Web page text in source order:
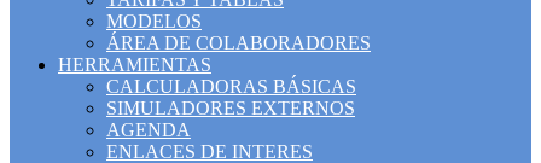
MODELOS
ÁREA DE COLABORADORES
HERRAMIENTAS
CALCULADORAS BÁSICAS
SIMULADORES EXTERNOS
AGENDA
ENLACES DE INTERES